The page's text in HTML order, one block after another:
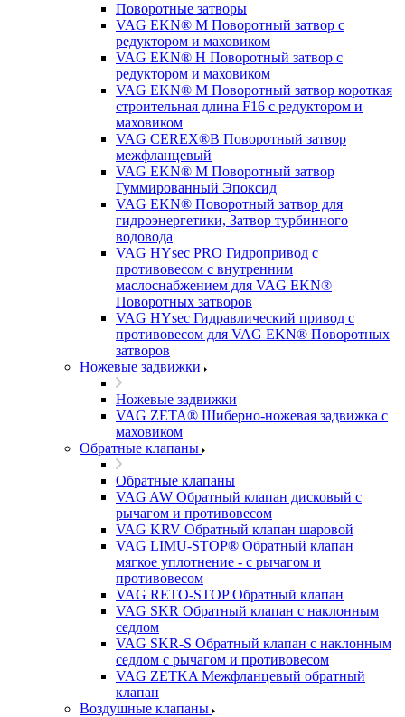
Поворотные затворы
VAG EKN® M Поворотный затвор с
редуктором и маховиком
VAG EKN® H Поворотный затвор с
редуктором и маховиком
VAG EKN® M Поворотный затвор короткая
строительная длина F16 с редуктором и
маховиком
VAG CEREX®B Поворотный затвор
межфланцевый
VAG EKN® M Поворотный затвор
Гуммированный Эпоксид
VAG EKN® Поворотный затвор для
гидроэнергетики, Затвор турбинного
водовода
VAG HYsec PRO Гидропривод с
противовесом с внутренним
маслоснабжением для VAG EKN®
Поворотных затворов
VAG HYsec Гидравлический привод с
противовесом для VAG EKN® Поворотных
затворов
Ножевые задвижки
Ножевые задвижки
VAG ZETA® Шиберно-ножевая задвижка с
маховиком
Обратные клапаны
Обратные клапаны
VAG AW Обратный клапан дисковый с
рычагом и противовесом
VAG KRV Обратный клапан шаровой
VAG LIMU-STOP® Обратный клапан
мягкое уплотнение - с рычагом и
противовесом
VAG RETO-STOP Обратный клапан
VAG SKR Обратный клапан с наклонным
седлом
VAG SKR-S Обратный клапан с наклонным
седлом с рычагом и противовесом
VAG ZETKA Межфланцевый обратный
клапан
Воздушные клапаны